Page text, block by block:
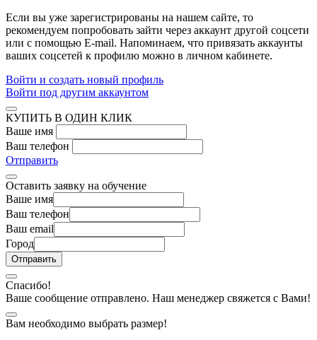
Если вы уже зарегистрированы на нашем сайте, то
рекомендуем попробовать зайти через аккаунт другой соцсети
или с помощью E-mail. Напоминаем, что привязать аккаунты
ваших соцсетей к профилю можно в личном кабинете.
Войти и создать новый профиль
Войти под другим аккаунтом
КУПИТЬ В ОДИН КЛИК
Ваше имя
Ваш телефон
Отправить
Оставить заявку на обучение
Ваше имя
Ваш телефон
Ваш email
Город
Спасибо!
Ваше сообщение отправлено. Наш менеджер свяжется с Вами!
Вам необходимо выбрать размер!